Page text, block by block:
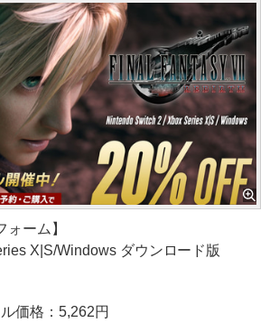
ォーム】
X|S/Windows ダウンロード版
価格：5,262円